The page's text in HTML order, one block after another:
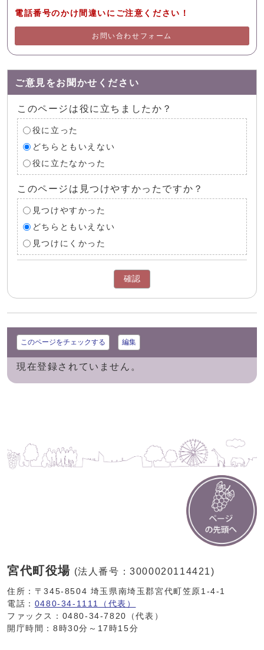
電話番号のかけ間違いにご注意ください！
お問い合わせフォーム
ご意見をお聞かせください
このページは役に立ちましたか？
役に立った
どちらともいえない
役に立たなかった
このページは見つけやすかったですか？
見つけやすかった
どちらともいえない
見つけにくかった
確認
このページをチェックする 編集
現在登録されていません。
宮代町役場 (法人番号：3000020114421)
住所：〒345-8504 埼玉県南埼玉郡宮代町笠原1-4-1
電話： 0480-34-1111（代表）
ファックス：0480-34-7820（代表）
開庁時間：8時30分～17時15分